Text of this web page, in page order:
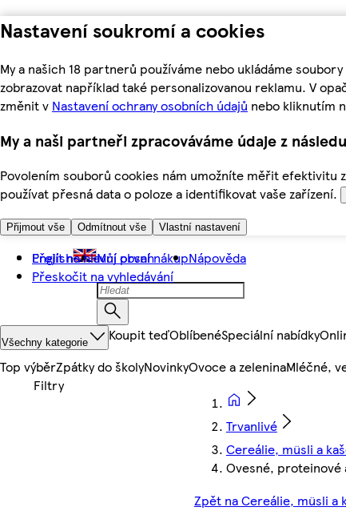
Nastavení soukromí a cookies
My a našich 18 partnerů používáme nebo ukládáme
zobrazovat například také personalizovanou reklamu. V
změnit v Nastavení ochrany osobních údajů nebo kliknutím
My a naši partneři zpracováváme údaje z
Povolením souborů cookies nám umožníte měřit efektivitu
používat přesná data o poloze a identifikovat vaše zařízení.
Přijmout vše Odmítnout vše Vlastní nastavení
Přejít na hlavní obsah
Přeskočit na vyhledávání
English Můj první nákupNápověda
Všechny kategorie Koupit teďOblíbenéSpeciální nabídky
Top výběrZpátky do školyNovinkyOvoce a zeleninaMléčné,
Trvanlivé
Cereálie, müsli a
Ovesné, proteinové
Zpět na Cereálie, müsli a